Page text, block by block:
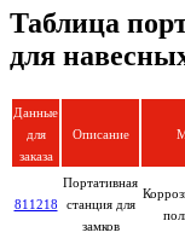
Таблица
для
Данные
для
заказа
Описание
811218
Портативная
станция для
замков